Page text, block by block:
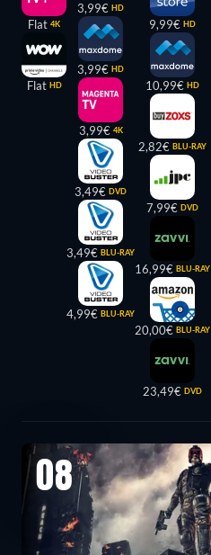
Flat 4K
Flat HD
3,99€ HD
3,99€ HD
3,99€ 4K
3,49€ DVD
3,49€ BLU-RAY
4,99€ BLU-RAY
9,99€ HD
10,99€ HD
2,82€ BLU-RAY
7,99€ DVD
16,99€ BLU-RAY
20,00€ BLU-RAY
23,49€ DVD
08